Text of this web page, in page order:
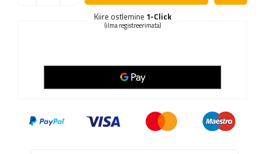
Kiire ostlemine 1-Click
(ilma registreerimata)